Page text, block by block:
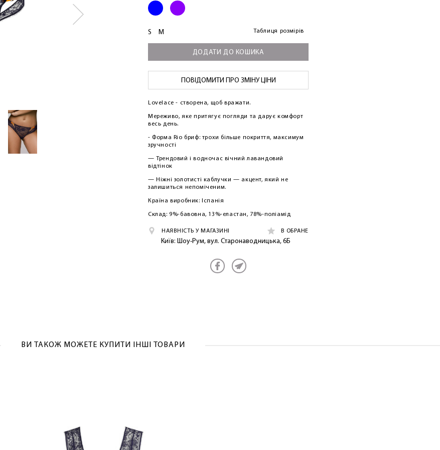
S M Таблиця розмірів
ДОДАТИ ДО КОШИКА
ПОВІДОМИТИ ПРО ЗМІНУ ЦІНИ
Lovelace - створена, щоб вражати.
Мереживо, яке притягує погляди та дарує комфорт
весь день.
- Форма Rio бриф: трохи більше покриття, максимум
зручності
— Трендовий і водночас вічний лавандовий
відтінок
— Ніжні золотисті каблучки — акцент, який не
залишиться непоміченим.
Країна виробник: Іспанія
Склад: 9%-бавовна, 13%-еластан, 78%-поліамід
НАЯВНІСТЬ У МАГАЗИНІ В ОБРАНЕ
Київ: Шоу-Рум, вул. Старонаводницька, 6Б
ВИ ТАКОЖ МОЖЕТЕ КУПИТИ ІНШІ ТОВАРИ
ЛАСКАВО ПРОСИМО ДО NOSOVSKI.COM! ПРИЙМІТЬ ВІД